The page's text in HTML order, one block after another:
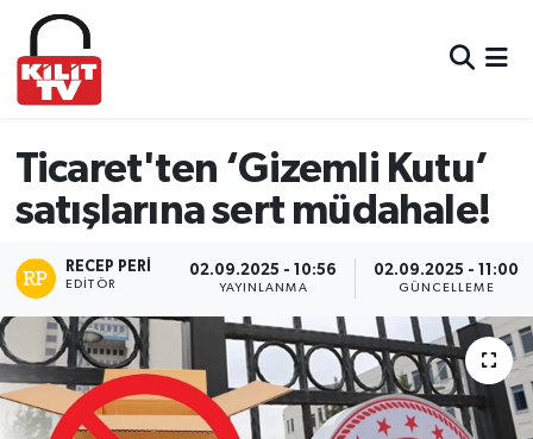
Ticaret'ten ‘Gizemli Kutu’
satışlarına sert müdahale!
RECEP PERI
EDITÖR
02.09.2025 - 10:56
YAYINLANMA
02.09.2025 - 11:00
GÜNCELLEME
Hava Durumu
Trafik Durumu
Süper Lig Puan Durumu ve Fikstür
Tüm Manşetler
Son Dakika Haberleri
Haber Arşivi